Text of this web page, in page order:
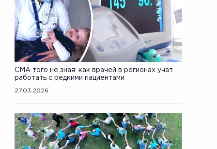
СМА того не зная: как врачей в регионах учат
работать с редкими пациентами
27.03.2026